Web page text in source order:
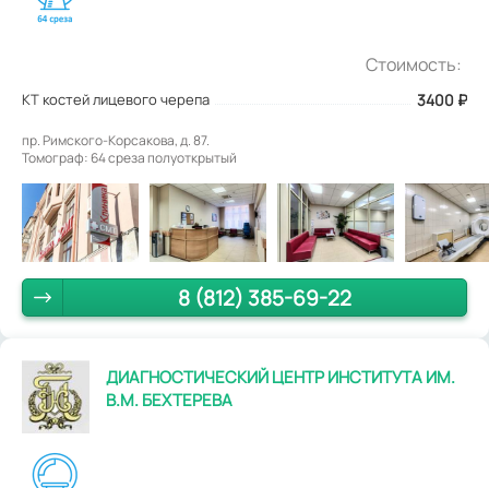
Стоимость:
КТ костей лицевого черепа 3400 ₽
пр. Римского-Корсакова, д. 87.
Томограф: 64 среза полуоткрытый
8 (812) 385-69-22
ДИАГНОСТИЧЕСКИЙ ЦЕНТР ИНСТИТУТА ИМ.
В.М. БЕХТЕРЕВА